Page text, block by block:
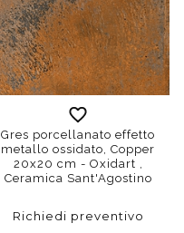
Gres porcellanato effetto
metallo ossidato, Copper
20x20 cm - Oxidart ,
Ceramica Sant'Agostino
Richiedi preventivo